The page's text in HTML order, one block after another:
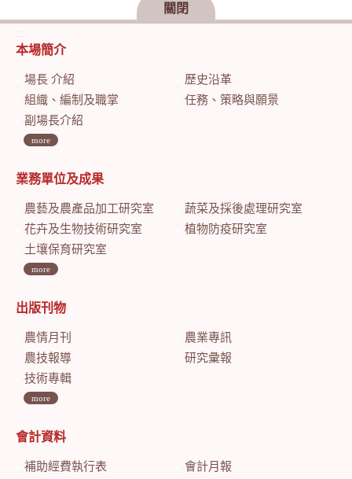
關閉
:::
本場簡介
場長 介紹
歷史沿革
組織、編制及職掌
任務、策略與願景
副場長介紹
more
業務單位及成果
農藝及農產品加工研究室
蔬菜及採後處理研究室
花卉及生物技術研究室
植物防疫研究室
土壤保育研究室
more
出版刊物
農情月刊
農業專訊
農技報導
研究彙報
技術專輯
more
會計資料
補助經費執行表
會計月報